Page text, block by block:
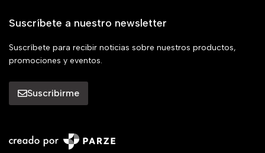
Suscríbete a nuestro newsletter
Suscríbete para recibir noticias sobre nuestros productos,
promociones y eventos.
Suscribirme